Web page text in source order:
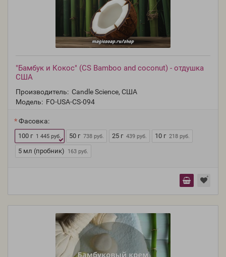
"Бамбук и Кокос" (CS Bamboo and coconut) - отдушка
США
Производитель: Candle Science, США
Модель: FO-USA-CS-094
Фасовка:
100 г 1 445 руб. 50 г 738 руб. 25 г 439 руб. 10 г 218 руб.
5 мл (пробник) 163 руб.